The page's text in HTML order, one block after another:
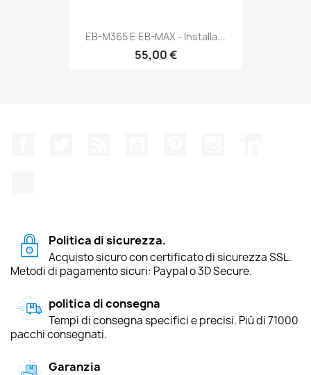
EB-M365 E EB-MAX - Installa...
55,00 €
Politica di sicurezza.
Acquisto sicuro con certificato di sicurezza SSL.
Metodi di pagamento sicuri: Paypal o 3D Secure.
politica di consegna
Tempi di consegna specifici e precisi. Più di 71000
pacchi consegnati.
Garanzia